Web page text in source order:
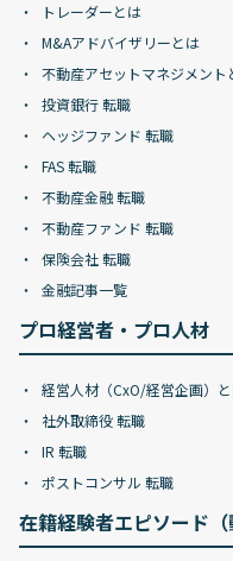
トレーダーとは
M&Aアドバイザリーとは
不動産アセットマネジメント
投資銀行 転職
ヘッジファンド 転職
FAS 転職
不動産金融 転職
不動産ファンド 転職
保険会社 転職
金融記事一覧
プロ経営者・プロ人材
経営人材（CxO/経営企画）
社外取締役 転職
IR 転職
ポストコンサル 転職
在籍経験者エピソード（